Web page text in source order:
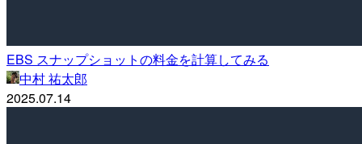
EBS スナップショットの料金を計算してみる
中村 祐太郎
2025.07.14